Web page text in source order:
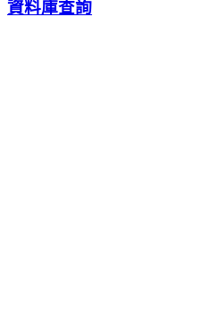
資料庫查詢